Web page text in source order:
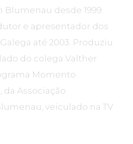
Blumenau desde 1999.
e apresentador dos
até 2003. Produziu
do colega Valther
Momento
da Associação
veiculado na TV